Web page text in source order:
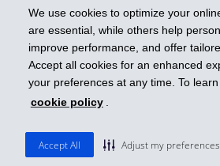
We use cookies to optimize your
are essential, while others help
improve performance, and offer
Accept all cookies for an enhanced
your preferences at any time. To
cookie policy .
Accept All Adjust my preferences
Prendre les
iA Groupe financier est une marque de
lequel l’Industrielle Alliance, Assurance et
ses activités.
ia.ca| 1 800 567-5670
© 2026 Industrielle Alliance, Assurance et